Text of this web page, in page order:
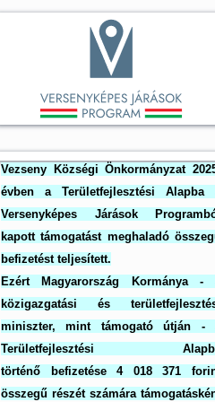
Vezseny Községi Önkormányzat
évben a Területfejlesztési Alapba
Versenyképes Járások
kapott támogatást meghaladó
befizetést teljesített.
Ezért Magyarország Kormánya -
közigazgatási és
miniszter, mint támogató útján -
Területfejlesztési
történő befizetése 4 018 371
összegű részét számára